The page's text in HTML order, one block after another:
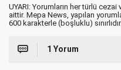
UYARI: Yorumların her türlü
aittir. Mepa News, yapılan
600 karakterle (boşluklu) sınırlıdır.
1 Yorum